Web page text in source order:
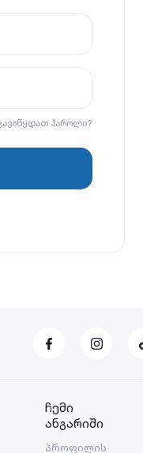
პაროლი?
ჩემი
ანგარიში
პროფილის